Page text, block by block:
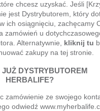
chcesz uzyskać. Jeśli
jest Dystrybutorem, który
ich osiągnięciu, zachęcamy
zamówień u
Alternatywnie, kliknij tu
zakupy na tej stronie.
JUŻ DYSTRYBUTOREM
HERBALIFE?
zamówienie ze swojego
odwiedź